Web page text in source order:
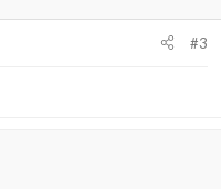
#3